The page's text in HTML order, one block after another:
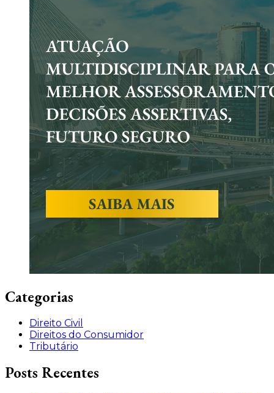
Categorias
Direito Civil
Direitos do Consumidor
Tributário
Posts Recentes